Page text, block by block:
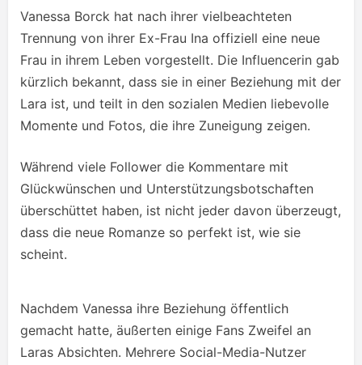
Vanessa Borck hat nach ihrer vielbeachteten
Trennung von ihrer Ex-Frau Ina offiziell eine neue
Frau in ihrem Leben vorgestellt. Die Influencerin gab
kürzlich bekannt, dass sie in einer Beziehung mit der
Lara ist, und teilt in den sozialen Medien liebevolle
Momente und Fotos, die ihre Zuneigung zeigen.
Während viele Follower die Kommentare mit
Glückwünschen und Unterstützungsbotschaften
überschüttet haben, ist nicht jeder davon überzeugt,
dass die neue Romanze so perfekt ist, wie sie
scheint.
Nachdem Vanessa ihre Beziehung öffentlich
gemacht hatte, äußerten einige Fans Zweifel an
Laras Absichten. Mehrere Social-Media-Nutzer